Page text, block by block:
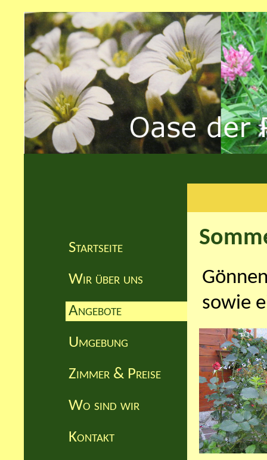
Startseite
Wir über uns
Angebote
Umgebung
Zimmer & Preise
Wo sind wir
Kontakt
sowie